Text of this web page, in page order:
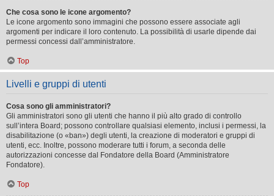
Che cosa sono le icone argomento?
Le icone argomento sono immagini che possono essere associate agli
argomenti per indicare il loro contenuto. La possibilità di usarle dipende dai
permessi concessi dall’amministratore.
Top
Livelli e gruppi di utenti
Cosa sono gli amministratori?
Gli amministratori sono gli utenti che hanno il più alto grado di controllo
sull’intera Board; possono controllare qualsiasi elemento, inclusi i permessi, la
disabilitazione (o «ban») degli utenti, la creazione di moderatori e gruppi di
utenti, ecc. Inoltre, possono moderare tutti i forum, a seconda delle
autorizzazioni concesse dal Fondatore della Board (Amministratore
Fondatore).
Top